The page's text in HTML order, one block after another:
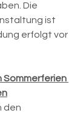
Die
ist
erfolgt vor
Sommerferien
den